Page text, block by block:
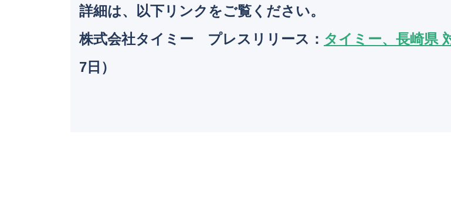
詳細は、以下リンクをご覧ください。
株式会社タイミー プレスリリース ： タイミー、長崎県
7日）